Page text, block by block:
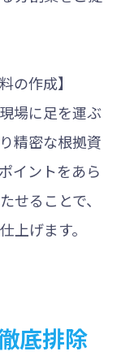
の作成】
場に足を運ぶ
精密な根拠資
イントをあら
せることで、
上げます。
底排除